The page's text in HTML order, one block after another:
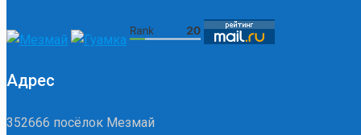
Адрес
352666 посёлок Мезмай